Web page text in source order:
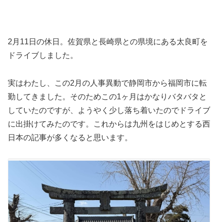
2月11日の休日。佐賀県と長崎県との県境にある太良町を
ドライブしました。
実はわたし、この2月の人事異動で静岡市から福岡市に転
勤してきました。そのためこの1ヶ月はかなりバタバタと
していたのですが、ようやく少し落ち着いたのでドライブ
に出掛けてみたのです。これからは九州をはじめとする西
日本の記事が多くなると思います。